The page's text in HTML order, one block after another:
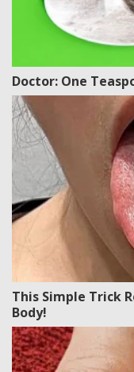
Doctor: One
This Simple Trick
Body!